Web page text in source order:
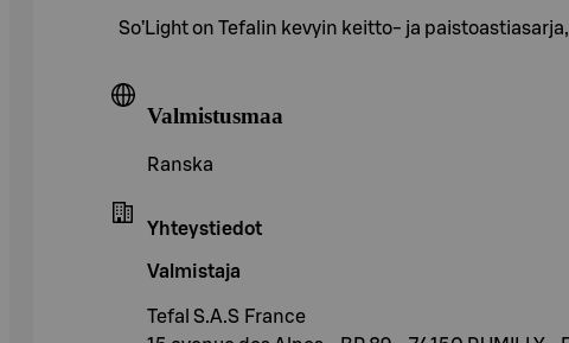
So’Light on Tefalin kevyin keitto- ja
Valmistusmaa
Ranska
Yhteystiedot
Valmistaja
Tefal S.A.S France